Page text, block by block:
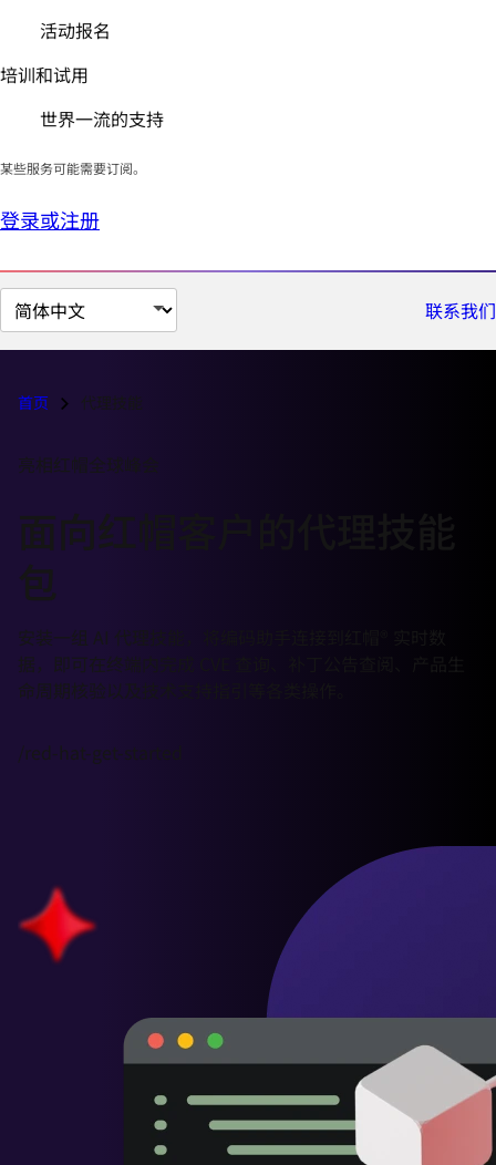
活动报名
培训和试用
世界一流的支持
某些服务可能需要订阅。
登录或注册
切
换
面
言
联系我们
首页 代理技能
亮相红帽全球峰会
面向红帽客户的代理技能
包
安装一组 AI 代理技能，将编码助手连接到红帽® 实时数
据，即可在终端内完成 CVE 查询、补丁公告查阅、产品生
命周期核验以及技术支持指引等各类操作。
/red-hat-get-started